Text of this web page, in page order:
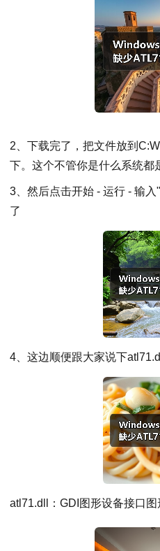
2、下载完了，把文件放到
下。这个不管你是什么系统都
3、然后点击开始 - 运行 - 输
了
4、这边顺便跟大家说下
atl71.dll：GDI图形设备接口